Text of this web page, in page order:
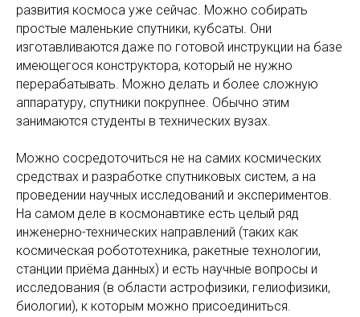
развития космоса уже сейчас. Можно собирать
простые маленькие спутники, кубсаты. Они
изготавливаются даже по готовой инструкции на базе
имеющегося конструктора, который не нужно
перерабатывать. Можно делать и более сложную
аппаратуру, спутники покрупнее. Обычно этим
занимаются студенты в технических вузах.
Можно сосредоточиться не на самих космических
средствах и разработке спутниковых систем, а на
проведении научных исследований и экспериментов.
На самом деле в космонавтике есть целый ряд
инженерно-технических направлений (таких как
космическая робототехника, ракетные технологии,
станции приёма данных) и есть научные вопросы и
исследования (в области астрофизики, гелиофизики,
биологии), к которым можно присоединиться.